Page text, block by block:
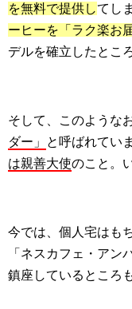
を無料で提供してし
ーヒーを「ラク楽お
デルを確立したとこ
そして、このような
ダー」
と呼ばれてい
は親善大使のこと。
今では、個人宅はも
「ネスカフェ・アン
鎮座しているところ